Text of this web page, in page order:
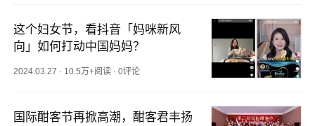
这个妇女节，看抖音「妈咪新风
向」如何打动中国妈妈？
2024.03.27 · 10.5万+阅读 ·0评论
国际酣客节再掀高潮，酣客君丰扬